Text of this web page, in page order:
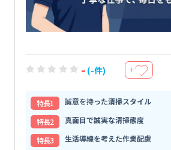
- (-件) ＋
特⻑1
誠意を持った清掃スタイル
特⻑2
真面目で誠実な清掃態度
特⻑3
生活導線を考えた作業配慮